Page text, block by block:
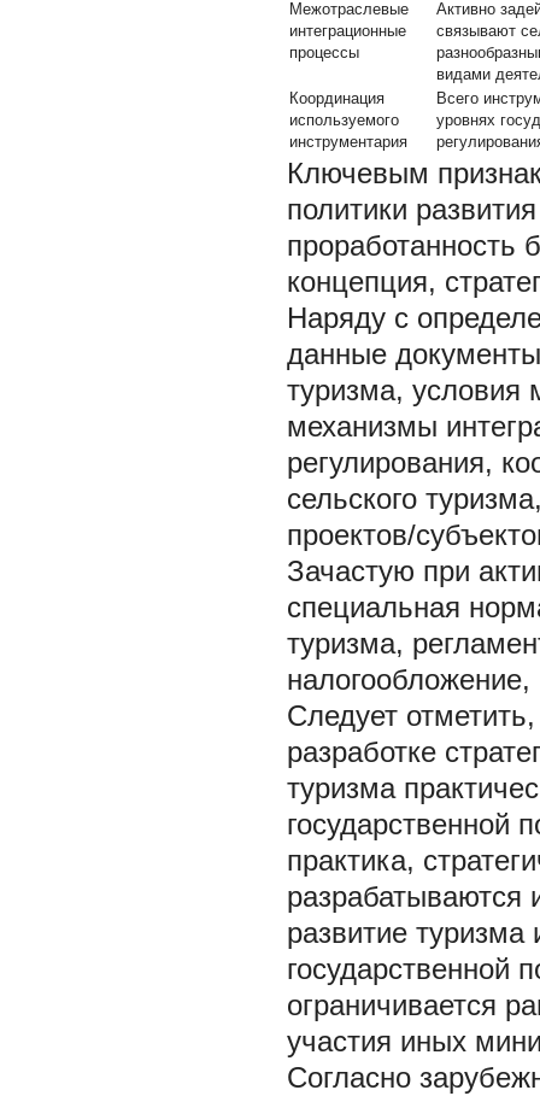
Межотраслевые
интеграционные
процессы
Активно
связывают
видами
Координация
используемого
инструментария
Всего
уровнях
Ключевым
политики
проработанность
концепция,
Наряду с
данные
туризма, условия
механизмы
регулирования,
сельского
проектов/
Зачастую при
специальная
туризма,
налогообложение,
Следует
разработке
туризма
государственной
практика,
разрабатываются
развитие туризма
государственной
ограничивается
участия иных
Согласно